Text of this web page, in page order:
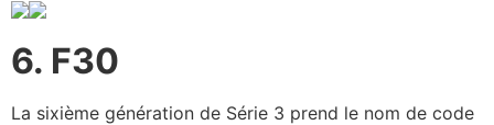
6. F30
La sixième génération de Série 3 prend le nom de code